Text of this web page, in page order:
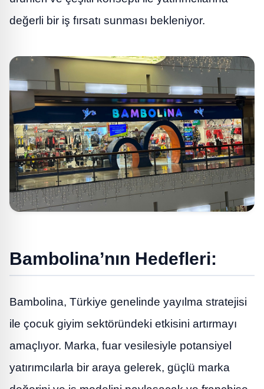
değerli bir iş fırsatı sunması bekleniyor.
Bambolina’nın Hedefleri:
Bambolina, Türkiye genelinde yayılma stratejisi
ile çocuk giyim sektöründeki etkisini artırmayı
amaçlıyor. Marka, fuar vesilesiyle potansiyel
yatırımcılarla bir araya gelerek, güçlü marka